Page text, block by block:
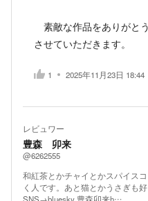
素敵な作品をありがと
させていただきます。
1 2025年11月23日 18:44
レビュワー
豊森 卯来
@6262555
和紅茶とかチャイとかスパイス
く人です。あと猫とかうさぎも